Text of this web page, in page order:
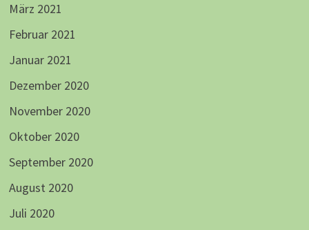
März 2021
Februar 2021
Januar 2021
Dezember 2020
November 2020
Oktober 2020
September 2020
August 2020
Juli 2020